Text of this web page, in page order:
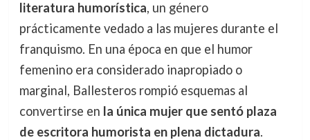
literatura humorística, un género
prácticamente vedado a las mujeres durante el
franquismo. En una época en que el humor
femenino era considerado inapropiado o
marginal, Ballesteros rompió esquemas al
convertirse en la única mujer que sentó plaza
de escritora humorista en plena dictadura.